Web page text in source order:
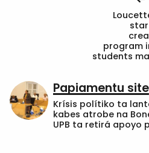
program
students
Papiamentu site
Krísis polítiko ta
kabes atrobe na
UPB ta retirá apoyo